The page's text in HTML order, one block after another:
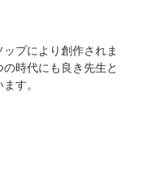
プにより創作されま
時代にも良き先生と
す。